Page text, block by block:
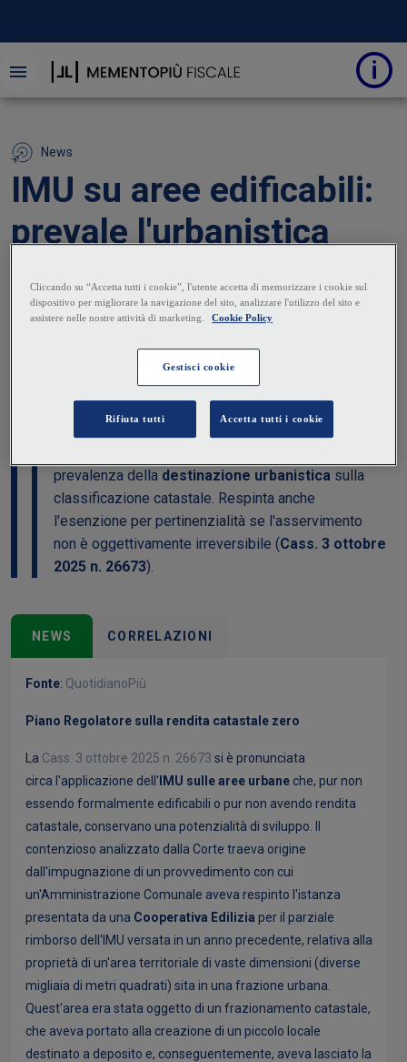
News
IMU su aree edificabili:
prevale l'urbanistica
sulla rendita catastale
zero
Barbara Bosso de Cardona
IMU aree urbane
anche se prive di
prevalenza della destinazione urbanistica sulla
classificazione catastale. Respinta anche
l'esenzione per pertinenzialità se l'asservimento
non è oggettivamente irreversibile (Cass. 3 ottobre
2025 n. 26673).
NEWS CORRELAZIONI
Fonte: QuotidianoPiù
Piano Regolatore sulla rendita catastale zero
La Cass. 3 ottobre 2025 n. 26673 si è pronunciata
circa l'applicazione dell' IMU sulle aree urbane che, pur non
essendo formalmente edificabili o pur non avendo rendita
catastale, conservano una potenzialità di sviluppo. Il
contenzioso analizzato dalla Corte traeva origine
dall'impugnazione di un provvedimento con cui
un'Amministrazione Comunale aveva respinto l'istanza
presentata da una Cooperativa Edilizia per il parziale
rimborso dell'IMU versata in un anno precedente, relativa alla
proprietà di un'area territoriale di vaste dimensioni (diverse
migliaia di metri quadrati) sita in una frazione urbana.
Quest'area era stata oggetto di un frazionamento catastale,
che aveva portato alla creazione di un piccolo locale
destinato a deposito e, conseguentemente, aveva lasciato la